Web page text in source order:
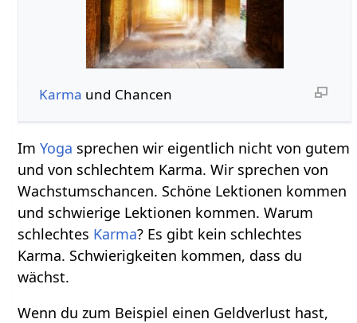
Karma und Chancen
ImYoga sprechen wir eigentlich nicht von gutem
und von schlechtem Karma. Wir sprechen von
Wachstumschancen. Schöne Lektionen kommen
und schwierige Lektionen kommen. Warum
schlechtes Karma? Es gibt kein schlechtes
Karma. Schwierigkeiten kommen, dass du
wächst.
Wenn du zum Beispiel einen Geldverlust hast,